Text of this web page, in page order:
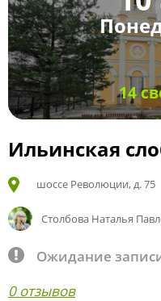
14
Ильинская
шоссе Революции, д. 75
Столбова Наталья
Ожидание
0 отзывов